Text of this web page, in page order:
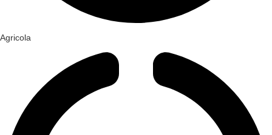
Agricola